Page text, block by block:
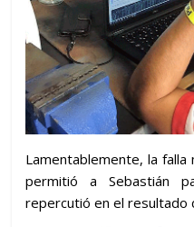
Lamentablemente, la falla
permitió a Sebastián
repercutió en el resultado